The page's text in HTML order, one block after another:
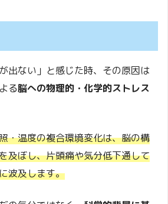
出ない」と感じた時、その原因は
る脳への物理的・化学的ストレス
・温度の複合環境変化は、脳の構
及ぼし、片頭痛や気分低下通して
波及します。